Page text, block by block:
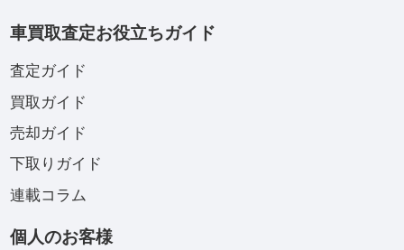
車買取査定お役立ちガイド
査定ガイド
買取ガイド
売却ガイド
下取りガイド
連載コラム
個人のお客様